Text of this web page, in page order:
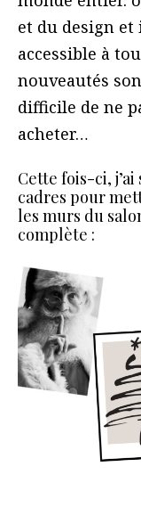
et du design
accessible à
nouveautés
difficile de ne
acheter…
Cette fois-ci,
cadres pour
les murs du
complète :